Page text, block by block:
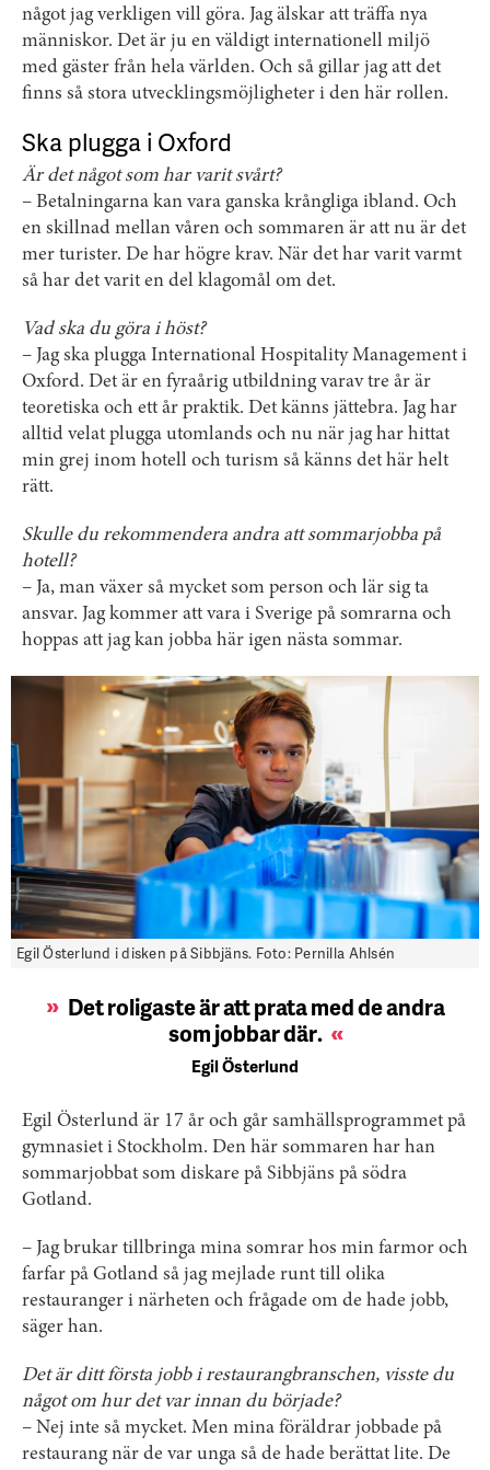
något jag verkligen vill göra. Jag älskar att träffa nya
människor. Det är ju en väldigt internationell miljö
med gäster från hela världen. Och så gillar jag att det
finns så stora utvecklingsmöjligheter i den här rollen.
Ska plugga i Oxford
Är det något som har varit svårt?
– Betalningarna kan vara ganska krångliga ibland. Och
en skillnad mellan våren och sommaren är att nu är det
mer turister. De har högre krav. När det har varit varmt
så har det varit en del klagomål om det.
Vad ska du göra i höst?
– Jag ska plugga International Hospitality Management i
Oxford. Det är en fyraårig utbildning varav tre år är
teoretiska och ett år praktik. Det känns jättebra. Jag har
alltid velat plugga utomlands och nu när jag har hittat
min grej inom hotell och turism så känns det här helt
rätt.
Skulle du rekommendera andra att sommarjobba på
hotell?
– Ja, man växer så mycket som person och lär sig ta
ansvar. Jag kommer att vara i Sverige på somrarna och
hoppas att jag kan jobba här igen nästa sommar.
Egil Österlund i disken på Sibbjäns. Foto: Pernilla Ahlsén
Det roligaste är att prata med de andra
som jobbar där.
Egil Österlund
Egil Österlund är 17 år och går samhällsprogrammet på
gymnasiet i Stockholm. Den här sommaren har han
sommarjobbat som diskare på Sibbjäns på södra
Gotland.
– Jag brukar tillbringa mina somrar hos min farmor och
farfar på Gotland så jag mejlade runt till olika
restauranger i närheten och frågade om de hade jobb,
säger han.
Det är ditt första jobb i restaurangbranschen, visste du
något om hur det var innan du började?
– Nej inte så mycket. Men mina föräldrar jobbade på
restaurang när de var unga så de hade berättat lite. De